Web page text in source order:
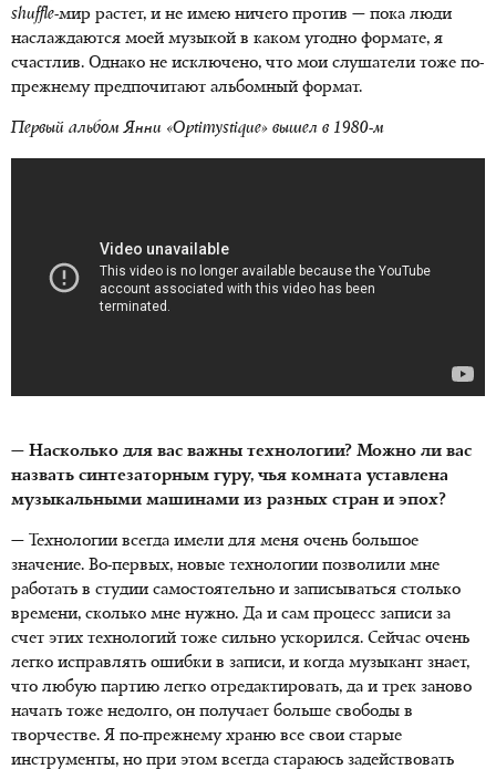
shuffle-мир растет, и не имею ничего против — пока люди
наслаждаются моей музыкой в каком угодно формате, я
счастлив. Однако не исключено, что мои слушатели тоже по-
прежнему предпочитают альбомный формат.
Первый альбом Янни «Optimystique» вышел в 1980-м
— Насколько для вас важны технологии? Можно ли вас
назвать синтезаторным гуру, чья комната уставлена
музыкальными машинами из разных стран и эпох?
— Технологии всегда имели для меня очень большое
значение. Во-первых, новые технологии позволили мне
работать в студии самостоятельно и записываться столько
времени, сколько мне нужно. Да и сам процесс записи за
счет этих технологий тоже сильно ускорился. Сейчас очень
легко исправлять ошибки в записи, и когда музыкант знает,
что любую партию легко отредактировать, да и трек заново
начать тоже недолго, он получает больше свободы в
творчестве. Я по-прежнему храню все свои старые
инструменты, но при этом всегда стараюсь задействовать